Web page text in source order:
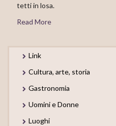
tetti in losa.
Read More
Link
Cultura, arte, storia
Gastronomia
Uomini e Donne
Luoghi